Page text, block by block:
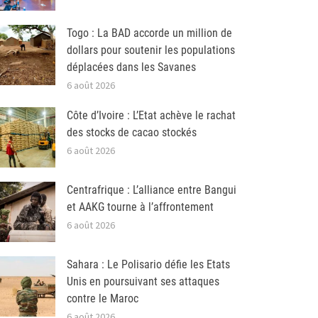
Togo : La BAD accorde un million de
dollars pour soutenir les populations
déplacées dans les Savanes
6 août 2026
Côte d’Ivoire : L’Etat achève le rachat
des stocks de cacao stockés
6 août 2026
Centrafrique : L’alliance entre Bangui
et AAKG tourne à l’affrontement
6 août 2026
Sahara : Le Polisario défie les Etats
Unis en poursuivant ses attaques
contre le Maroc